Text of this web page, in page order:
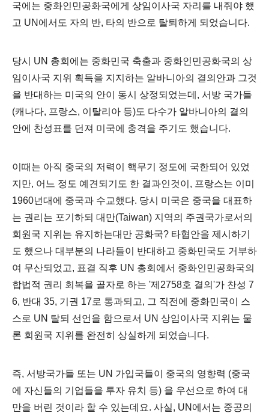
국에는 중화인민공화국에게 상임이사국 자리를 내줘야 했
고 UN 에서도 자의 반, 타의 반으로 탈퇴하게 되었습니다.
당시 UN 총회에는 중화민국 축출과 중화인민공화국의 상
임이사국 지위 획득을 지지하는 알바니아의 결의안과 그것
을 반대하는 미국의 안이 동시 상정되었는데 , 서방 국가들
(캐나다, 프랑스, 이탈리아 등)도 다수가 알바니아의 결의
안에 찬성표를 던져 미국에 충격을 주기도 했습니다.
이때는 아직 중국의 저력이 핵무기 정도에 국한되어 있었
지만, 어느 정도 예견되기도 한 결과인것이, 프랑스는 이미
1960년대에 중국과 수교했다. 당시 미국은 중국을 대표하
는 권리는 포기하되 대만(Taiwan) 지역의 주권국가로서의
회원국 지위는 유지하는대만 공화국? 타협안을 제시하기
도 했으나 대부분의 나라들이 반대하고 중화민국도 거부하
여 무산되었고, 표결 직후 UN 총회에서 중화인민공화국의
합법적 권리 회복을 골자로 하는 '제 2758호 결의 '가 찬성 7
6, 반대 35, 기권 17 로 통과되고, 그 직전에 중화민국이 스
스로 UN 탈퇴 선언을 함으로서 UN 상임이사국 지위는 물
론 회원국 지위를 완전히 상실하게 되었습니다.
즉, 서방국가들 또는 UN 가입국들이 중국의 영향력 (중국
에 자신들의 기업들을 투자 유치 등) 을 우선으로 하여 대
만을 버린 것이라 할 수 있는데요. 사실, UN 에서는 중공의